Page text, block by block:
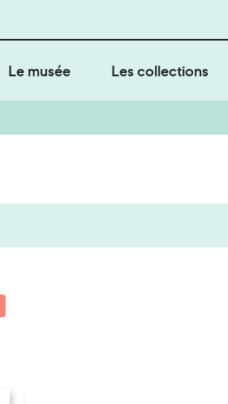
Le musée Les collections